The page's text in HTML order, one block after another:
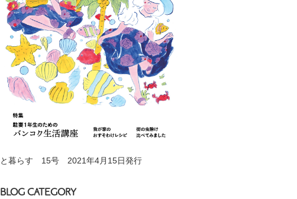
と暮らす 15号 2021年4月15日発行
BLOG CATEGORY